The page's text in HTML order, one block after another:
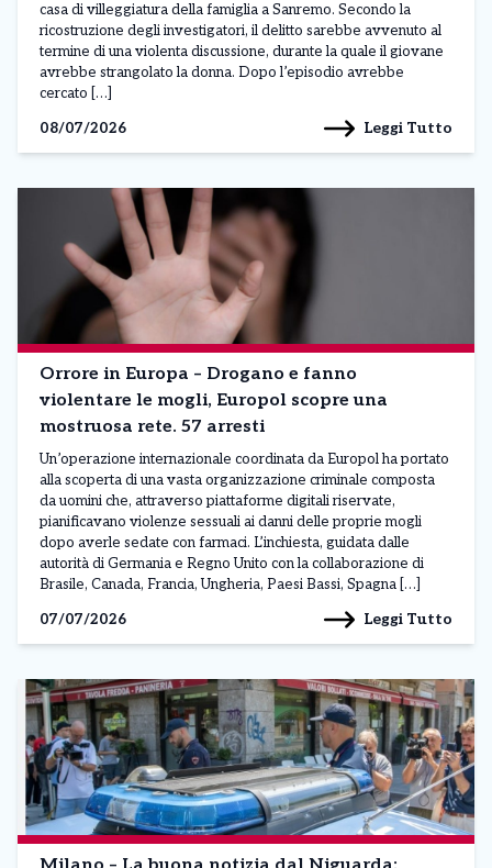
casa di villeggiatura della famiglia a Sanremo. Secondo la
ricostruzione degli investigatori, il delitto sarebbe avvenuto al
termine di una violenta discussione, durante la quale il giovane
avrebbe strangolato la donna. Dopo l’episodio avrebbe
cercato […]
08/07/2026
Leggi Tutto
Orrore in Europa – Drogano e fanno
violentare le mogli, Europol scopre una
mostruosa rete. 57 arresti
Un’operazione internazionale coordinata da Europol ha portato
alla scoperta di una vasta organizzazione criminale composta
da uomini che, attraverso piattaforme digitali riservate,
pianificavano violenze sessuali ai danni delle proprie mogli
dopo averle sedate con farmaci. L’inchiesta, guidata dalle
autorità di Germania e Regno Unito con la collaborazione di
Brasile, Canada, Francia, Ungheria, Paesi Bassi, Spagna […]
07/07/2026
Leggi Tutto